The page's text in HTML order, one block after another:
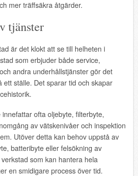
mer träffsäkra åtgärder.
tjänster
är det klokt att se till helheten i
som erbjuder både service,
andra underhållstjänster gör det
ett ställe. Det sparar tid och skapar
ofta oljebyte, filterbyte,
av vätskenivåer och inspektion
Utöver detta kan behov uppstå av
batteribyte eller felsökning av
som kan hantera hela
en smidigare process över tid.